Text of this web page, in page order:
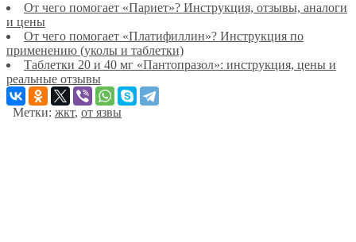
От чего помогает «Париет»? Инструкция, отзывы, аналоги
и цены
От чего помогает «Платифиллин»? Инструкция по
применению (уколы и таблетки)
Таблетки 20 и 40 мг «Пантопразол»: инструкция, цены и
реальные отзывы
Метки: жкт, от язвы